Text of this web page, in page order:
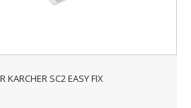
KARCHER SC2 EASY FIX